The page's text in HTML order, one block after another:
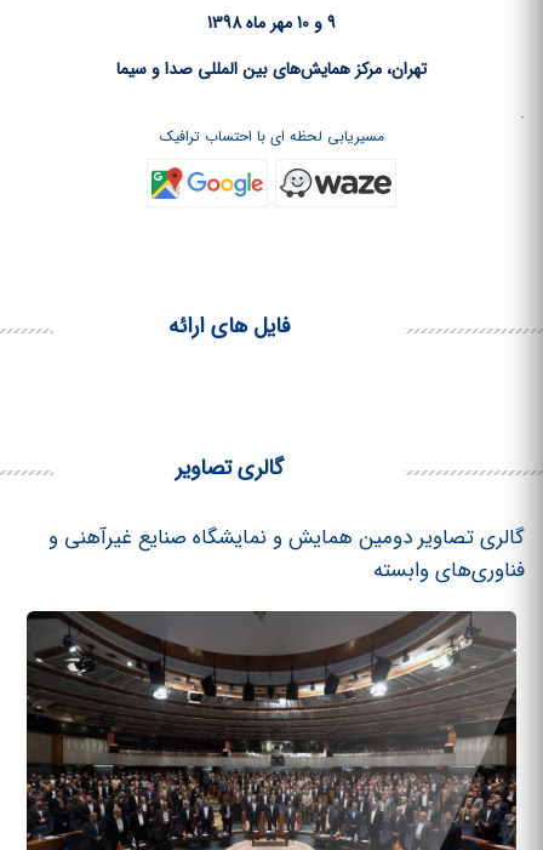
9 و 10 مهر ماه 1398
تهران، مرکز همایش‌های بین المللی صدا و سیما
.
مسیریابی لحظه ای با احتساب ترافیک
فایل های ارائه
گالری تصاویر
گالری تصاویر دومین همایش و نمایشگاه صنایع غیرآهنی و
فناوری‌های وابسته